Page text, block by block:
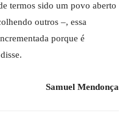
termos sido um povo aberto
outros –, essa
porque é
Samuel Mendonça